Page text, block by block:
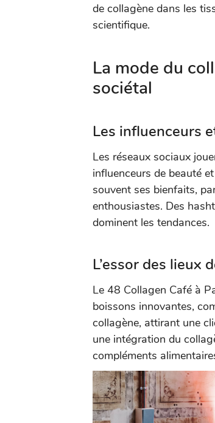
de collagène dans les
scientifique.
La mode du
sociétal
Les influenceurs
Les réseaux sociaux
influenceurs de beauté
souvent ses bienfaits,
enthousiastes. Des
dominent les tendances.
L’essor des lieux
Le 48 Collagen Café à
boissons innovantes,
collagène, attirant une
une intégration du
compléments